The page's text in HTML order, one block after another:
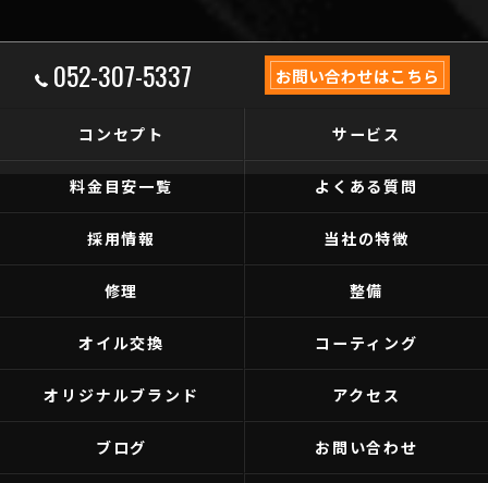
052-307-5337 お問い合わせはこちら
コンセプト サービス
料金目安一覧 よくある質問
採用情報 当社の特徴
修理 整備
オイル交換 コーティング
オリジナルブランド アクセス
ブログ お問い合わせ